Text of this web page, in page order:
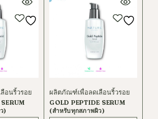
)
อนริ้วรอย
GOLD PEPTIDE SERUM
(สำหรับทุกสภาพผิว)
ผลิตภัณฑ์เพื่อลดเลือนริ้วรอย